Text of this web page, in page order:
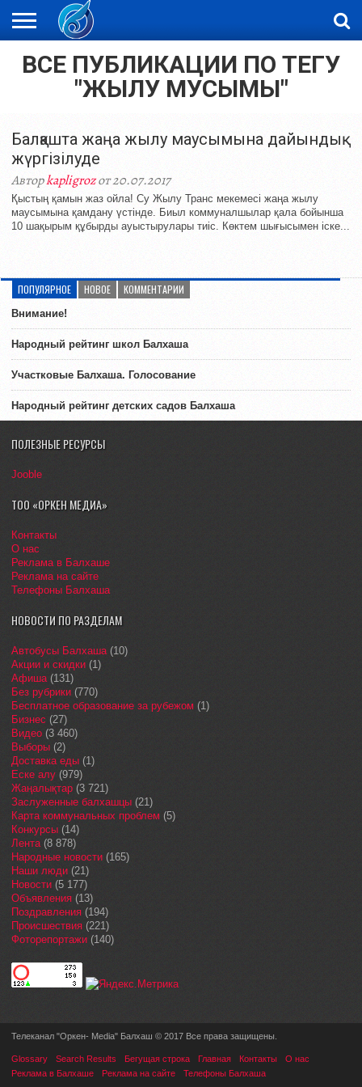
ЖАҢАЛЫҚТАР
НОВОСТИ
ВИДЕО
ФОТОРЕПОРТАЖИ
ОРКЕН
ВСЕ ПУБЛИКАЦИИ ПО ТЕГУ
"ЖЫЛУ МУСЫМЫ"
Балқашта жаңа жылу маусымына дайындық
жүргізілуде
Авторkapligrozот 20.07.2017
Қыстың қамын жаз ойла! Су Жылу Транс мекемесі жаңа жылу
маусымына қамдану үстінде. Биыл коммуналшылар қала бойынша
10 шақырым құбырды ауыстырулары тиіс. Көктем шығысымен іске...
ПОПУЛЯРНОЕ НОВОЕ КОММЕНТАРИИ
Внимание!
Народный рейтинг школ Балхаша
Участковые Балхаша. Голосование
Народный рейтинг детских садов Балхаша
ПОЛЕЗНЫЕ РЕСУРСЫ
Jooble
ТОО «ОРКЕН МЕДИА»
Контакты
О нас
Реклама в Балхаше
Реклама на сайте
Телефоны Балхаша
НОВОСТИ ПО РАЗДЕЛАМ
Автобусы Балхаша(10)
Акции и скидки (1)
Афиша(131)
Без рубрики (770)
Бесплатное образование за рубежом (1)
Бизнес (27)
Видео (3 460)
Выборы (2)
Доставка еды (1)
Еске алу (979)
Жаңалықтар (3 721)
Заслуженные балхашцы (21)
Карта коммунальных проблем (5)
Конкурсы (14)
Лента(8 878)
Народные новости (165)
Наши люди (21)
Новости (5 177)
Объявления (13)
Поздравления (194)
Происшествия (221)
Фоторепортажи (140)
Телеканал "Оркен- Media" Балхаш © 2017 Все права защищены.
Glossary Search Results Бегущая строка Главная Контакты
О нас
Реклама в Балхаше
Реклама на сайте Телефоны Балхаша